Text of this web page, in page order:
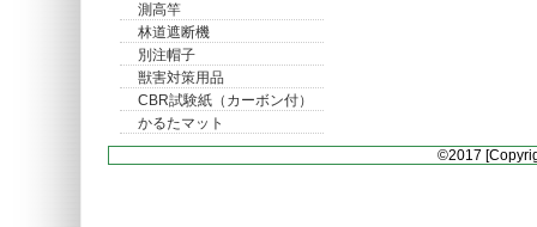
測高竿
林道遮断機
別注帽子
獣害対策用品
CBR試験紙（カーボン付）
かるたマット
©2017